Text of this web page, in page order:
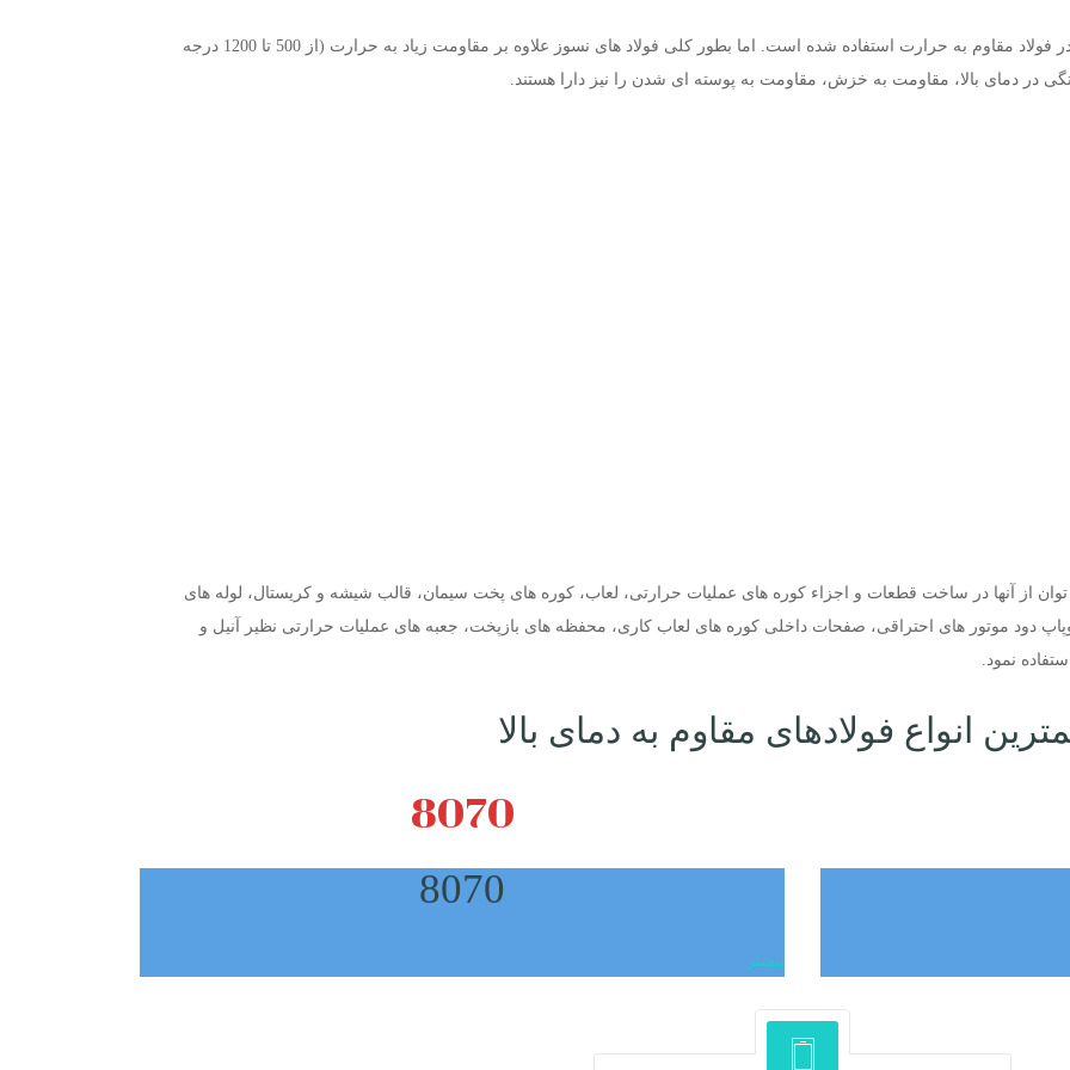
از این رو از آلیاژ های مختلف برای حفظ خواص ذکر شده در فولاد مقاوم به حرارت استفاده شده است. اما بطور کلی فولاد های نسوز علاوه بر مقاومت زیاد به حرارت (از 500 تا 1200 درجه
در دمای بالا، مقاومت به خزش، مقاومت به پوسته ای شدن را نیز دارا هستند.
از آنها در ساخت قطعات و اجزاء کوره های عملیات حرارتی، لعاب، کوره های پخت سیمان، قالب شیشه و کریستال، لوله های
دود موتور های احتراقی، صفحات داخلی کوره های لعاب کاری، محفظه های بازپخت، جعبه های عملیات حرارتی نظیر آنیل و
نمود.
انواع فولادهای مقاوم به دمای بالا
8070
8070
بیشتر